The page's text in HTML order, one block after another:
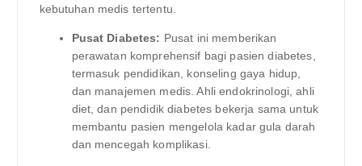
kebutuhan medis tertentu.
Pusat Diabetes: Pusat ini memberikan
perawatan komprehensif bagi pasien diabetes,
termasuk pendidikan, konseling gaya hidup,
dan manajemen medis. Ahli endokrinologi, ahli
diet, dan pendidik diabetes bekerja sama untuk
membantu pasien mengelola kadar gula darah
dan mencegah komplikasi.